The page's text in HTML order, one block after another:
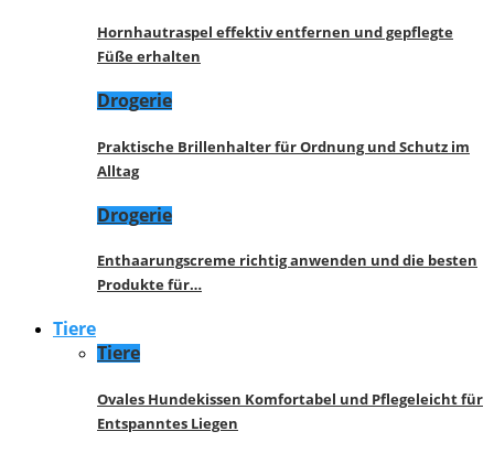
Hornhautraspel effektiv entfernen und gepflegte
Füße erhalten
Drogerie
Praktische Brillenhalter für Ordnung und Schutz im
Alltag
Drogerie
Enthaarungscreme richtig anwenden und die besten
Produkte für…
Tiere
Tiere
Ovales Hundekissen Komfortabel und Pflegeleicht für
Entspanntes Liegen